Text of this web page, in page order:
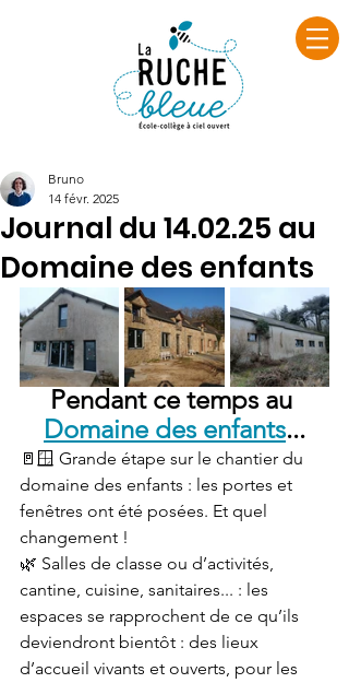
Journal du 14.02.25 au
Domaine des enfants
Bruno
14 févr. 2025
Pendant ce temps au
Domaine des enfants...
🚪🪟 Grande étape sur le chantier du
domaine des enfants : les portes et
fenêtres ont été posées. Et quel
changement !
🌿 Salles de classe ou d’activités,
cantine, cuisine, sanitaires... : les
espaces se rapprochent de ce qu’ils
deviendront bientôt : des lieux
d’accueil vivants et ouverts, pour les